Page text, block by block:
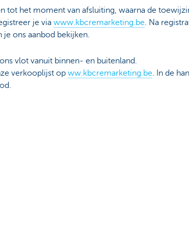
tot het moment van afsluiting, waarna de
je via www.kbcremarketing.be. Na
je ons aanbod bekijken.
vlot vanuit binnen- en buitenland.
verkooplijst op ww.kbcremarketing.be. In de